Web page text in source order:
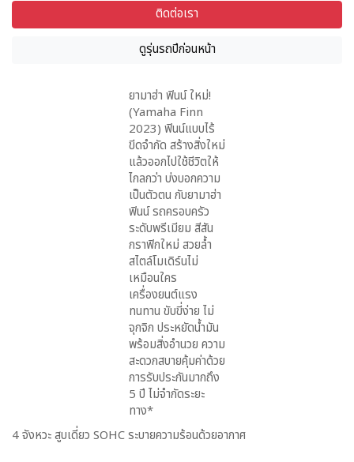
ติดต่อเรา
ดูรุ่นรถปีก่อนหน้า
ยามาฮ่า ฟินน์ ใหม่!
(Yamaha Finn
2023) ฟินน์แบบไร้
ขีดจำกัด สร้างสิ่งใหม่
แล้วออกไปใช้ชีวิตให้
ไกลกว่า บ่งบอกความ
เป็นตัวตน กับยามาฮ่า
ฟินน์ รถครอบครัว
ระดับพรีเมียม สีสัน
กราฟิกใหม่ สวยล้ำ
สไตล์โมเดิร์นไม่
เหมือนใคร
เครื่องยนต์แรง
ทนทาน ขับขี่ง่าย ไม่
จุกจิก ประหยัดน้ำมัน
พร้อมสิ่งอำนวย ความ
สะดวกสบายคุ้มค่าด้วย
การรับประกันมากถึง
5 ปี ไม่จำกัดระยะ
ทาง*
4 จังหวะ สูบเดี่ยว SOHC ระบายความร้อนด้วยอากาศ